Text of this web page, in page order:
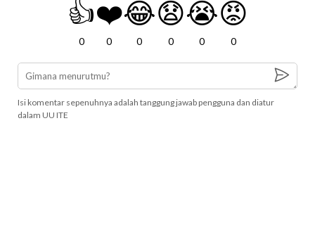
👍
0
❤️
0
😂
0
😧
0
😭
0
😡
0
Isi komentar sepenuhnya adalah tanggung jawab pengguna dan diatur
dalam UU ITE